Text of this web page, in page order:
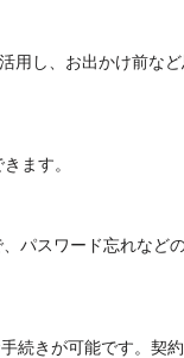
し、お出かけ前な
ます。
パスワード忘れなど
続きが可能です。契